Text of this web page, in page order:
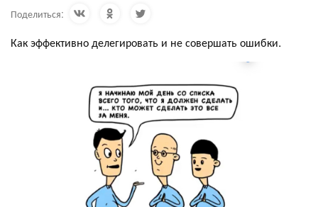
Поделиться:
Как эффективно делегировать и не совершать ошибки.